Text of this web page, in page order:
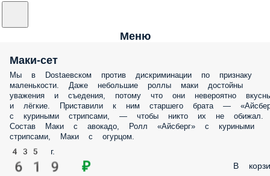
Меню
Маки-сет
Мы в Dostaевском против дискриминации по признаку
маленькости. Даже небольшие роллы маки достойны
уважения и съедения, потому что они невероятно
и лёгкие. Приставили к ним старшего брата —
с куриными стрипсами, — чтобы никто их не обижал.
Состав Маки с авокадо, Ролл «Айсберг» с куриными
стрипсами, Маки с огурцом.
435 г.
619 ₽ В